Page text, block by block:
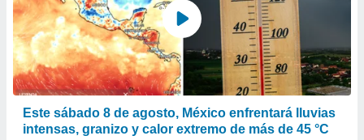
Este sábado 8 de agosto, México enfrentará lluvias
intensas, granizo y calor extremo de más de 45 °C